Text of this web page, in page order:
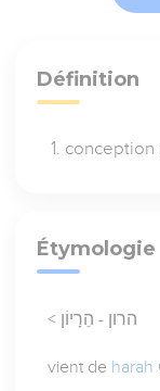
Définition
conception
Étymologie
< הרון - הֵרָיוֹן
vient de